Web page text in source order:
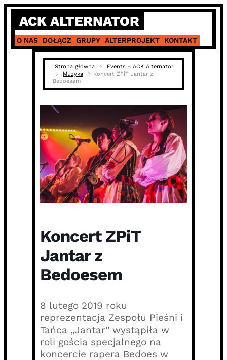
Skip
content
ACK ALTERNATOR
O NAS DOŁĄCZ GRUPY ALTERPROJEKT KONTAKT
Strona główna
Events - ACK Alternator
Muzyka
Koncert ZPiT Jantar z
Bedoesem
Koncert ZPiT
Jantar z
Bedoesem
8 lutego 2019 roku
reprezentacja Zespołu Pieśni i
Tańca „Jantar” wystąpiła w
roli gościa specjalnego na
koncercie rapera Bedoes w